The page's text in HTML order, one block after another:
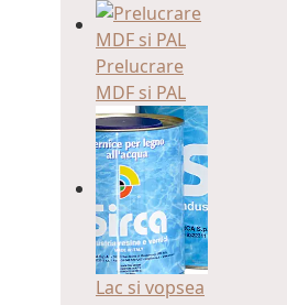
Prelucrare
MDF si PAL
Lac si vopsea